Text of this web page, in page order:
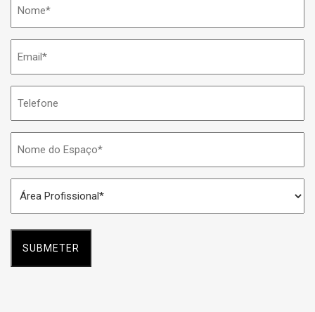
do
Espaço
Profissional
*